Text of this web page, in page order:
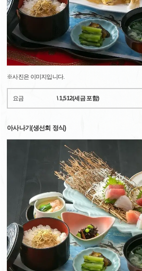
※사진은 이미지입니다.
요금 \ 1,512(세금 포함)
아사나기(생선회 정식)